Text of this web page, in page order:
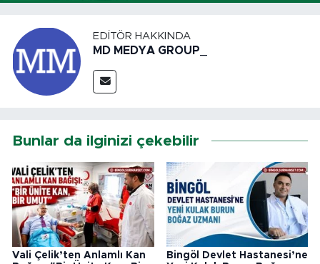
EDITÖR HAKKINDA
MD MEDYA GROUP_
Bunlar da ilginizi çekebilir
Vali Çelik’ten Anlamlı Kan
Bingöl Devlet Hastanesi’ne